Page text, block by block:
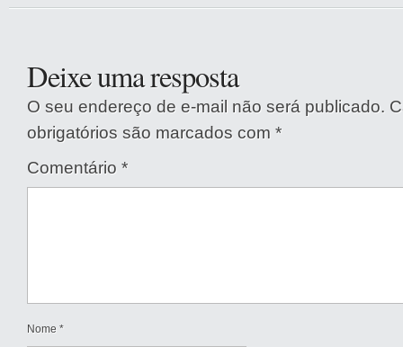
Deixe uma resposta
O seu endereço de e-mail não será publicado.
obrigatórios são marcados com *
Comentário *
Nome *